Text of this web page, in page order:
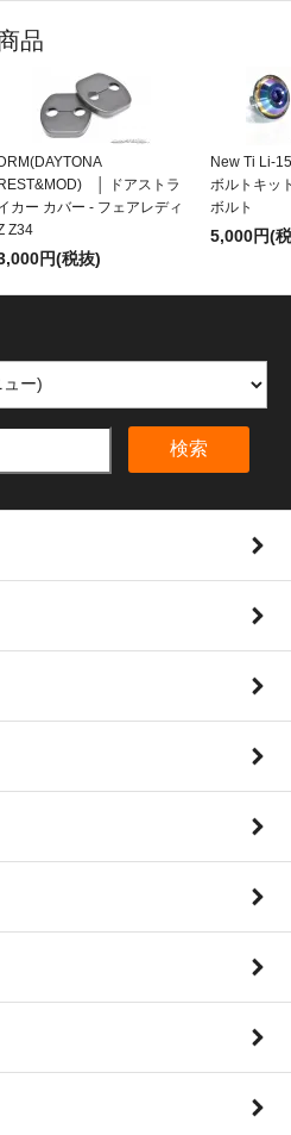
品
│ ドアストラ
カー カバー - フェアレディ
Z34
円(税抜)
New Ti Li-
ボルトキッ
ボルト
5,000円(
検索